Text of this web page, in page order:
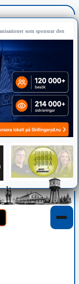
som sponsrar den